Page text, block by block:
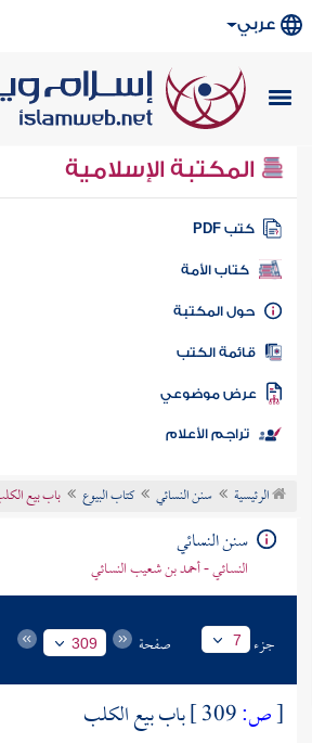
عربي
المكتبة الإسلامية
كتب PDF
كتاب الأمة
المكتبة
الكتب
موضوعي
تراجم الأعلام
الرئيسية سنن النسائي كتاب البيوع باب بيع
سنن النسائي
النسائي - أحمد بن شعيب النسائي
جزء 7 صفحة 309
[ص:
باب بيع الكلب